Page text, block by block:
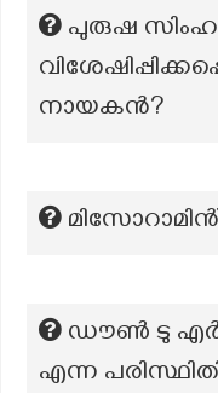
പുരുഷ
നായകൻ?
ഡൗൺ ടു
എന്ന